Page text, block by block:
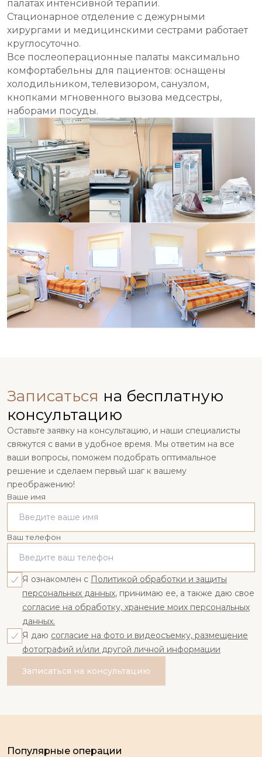
палатах интенсивной терапии.
Стационарное отделение с дежурными
хирургами и медицинскими сестрами работает
круглосуточно.
Все послеоперационные палаты максимально
комфортабельны для пациентов: оснащены
холодильником, телевизором, санузлом,
кнопками мгновенного вызова медсестры,
наборами посуды.
Записаться на бесплатную
консультацию
Оставьте заявку на консультацию, и наши специалисты
свяжутся с вами в удобное время. Мы ответим на все
ваши вопросы, поможем подобрать оптимальное
решение и сделаем первый шаг к вашему
преображению!
Ваше имя
Ваш телефон
Я ознакомлен с Политикой обработки и защиты
персональных данных, принимаю ее, а также даю свое
согласие на обработку, хранение моих персональных
данных.
Я даю согласие на фото и видеосъемку, размещение
фотографий и/или другой личной информации
Записаться на консультацию
Популярные операции